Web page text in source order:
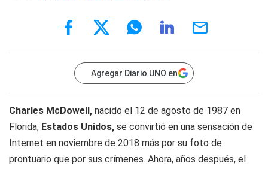
Agregar Diario UNO en
Charles McDowell, nacido el 12 de agosto de 1987 en
Florida, Estados Unidos, se convirtió en una sensación de
Internet en noviembre de 2018 más por su foto de
prontuario que por sus crímenes. Ahora, años después, el